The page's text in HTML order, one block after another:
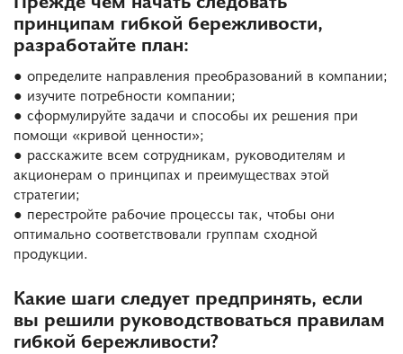
принципам гибкой бережливости,
разработайте план:
● определите направления преобразований в компании;
● изучите потребности компании;
● сформулируйте задачи и способы их решения при
помощи «кривой ценности»;
● расскажите всем сотрудникам, руководителям и
акционерам о принципах и преимуществах этой
стратегии;
● перестройте рабочие процессы так, чтобы они
оптимально соответствовали группам сходной
продукции.
Какие шаги следует предпринять, если
вы решили руководствоваться правилам
гибкой бережливости?